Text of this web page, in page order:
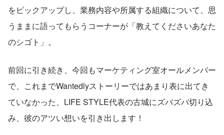
をピックアップし、業務内容や所属する組織について、思
うままに語ってもらうコーナーが「教えてくださいあなた
のシゴト」。
前回に引き続き、今回もマーケティング室オールメンバー
で、これまでWantedlyストーリーではあまり表に出てき
ていなかった、LIFE STYLE代表の古城にズバズバ切り込
み、彼のアツい想いを引き出します！